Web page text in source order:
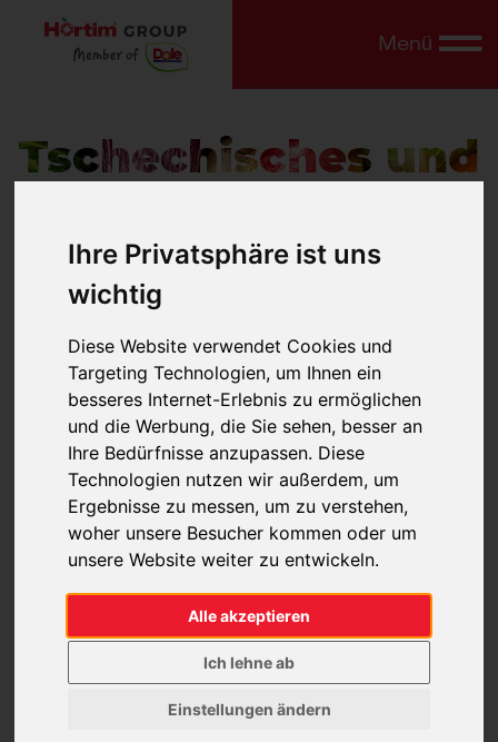
Ihre Privatsphäre ist uns
wichtig
Diese Website verwendet Cookies und
Targeting Technologien, um Ihnen ein
besseres Internet-Erlebnis zu ermöglichen
und die Werbung, die Sie sehen, besser an
Ihre Bedürfnisse anzupassen. Diese
Technologien nutzen wir außerdem, um
Ergebnisse zu messen, um zu verstehen,
woher unsere Besucher kommen oder um
unsere Website weiter zu entwickeln.
Alle akzeptieren
Ich lehne ab
Einstellungen ändern
Menü
Tschechisches und
und Gemüse
Das breiteste Angebotvon frischen
Inlandsprodukten.
Endlose
Auswahl
Wählen Sie aus dem breitesten Angebot an
frischen Produkten aus unserem Land.
Während der Saison gehören zu den